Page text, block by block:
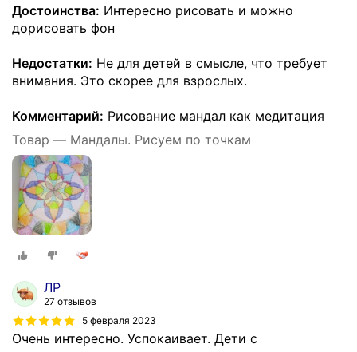
Достоинства: Интересно рисовать и можно
дорисовать фон
Недостатки: Не для детей в смысле, что требует
внимания. Это скорее для взрослых.
Комментарий: Рисование мандал как медитация
Товар — Мандалы. Рисуем по точкам
ЛР
27 отзывов
5 февраля 2023
Очень интересно. Успокаивает. Дети с